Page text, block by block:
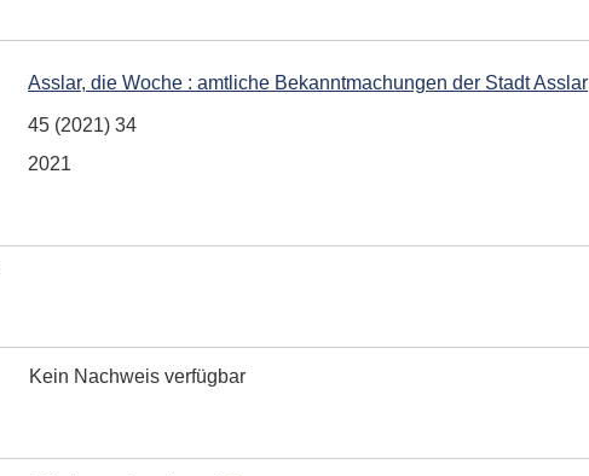
Asslar, die Woche : amtliche Bekanntmachungen der Stadt Asslar
45 (2021) 34
2021
Kein Nachweis verfügbar